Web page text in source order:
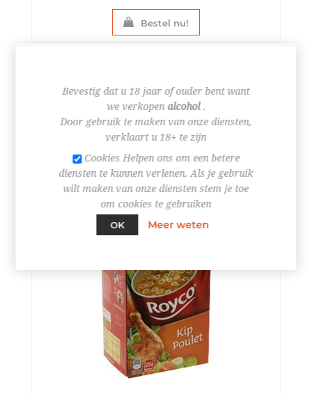
Bestel nu!
€ 17,59
Bevestig dat u 18 jaar of ouder bent want
we verkopen alcohol.
Door gebruik te maken van onze diensten,
verklaart u 18+ te zijn
Cookies Helpen ons om een betere
diensten te kunnen verlenen. Als je gebruik
wilt maken van onze diensten stem je toe
om cookies te gebruiken
OK
Meer weten